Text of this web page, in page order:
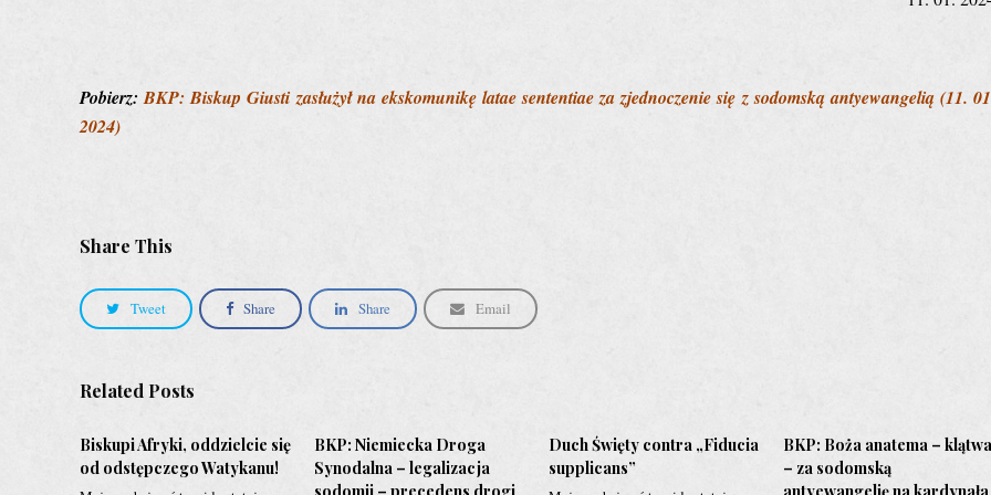
Pobierz:BKP: Biskup Giusti zasłużył na ekskomunikę latae sententiae za zjednoczenie się z sodomską antyewangelią (11.
2024)
Share This
Tweet Share Share Email
Related Posts
Biskupi Afryki, oddzielcie się
od odstępczego Watykanu!
BKP: Niemiecka Droga
Synodalna – legalizacja
sodomii – precedens drogi
Duch Święty contra „Fiducia
supplicans”
BKP: Boża anatema – klątwa
– za sodomską
antyewangelię na kardynała